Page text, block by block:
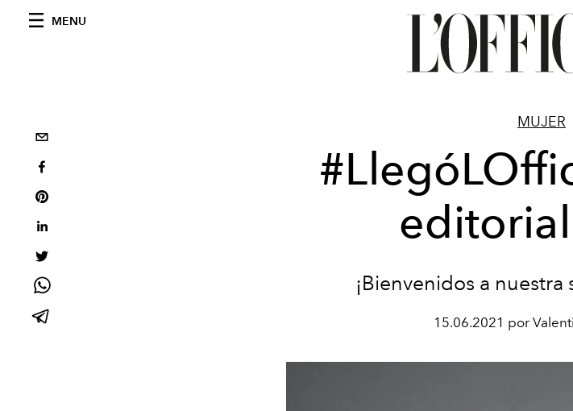
MENU
MUJER
¡Bienvenidos a
15.06.2021 por